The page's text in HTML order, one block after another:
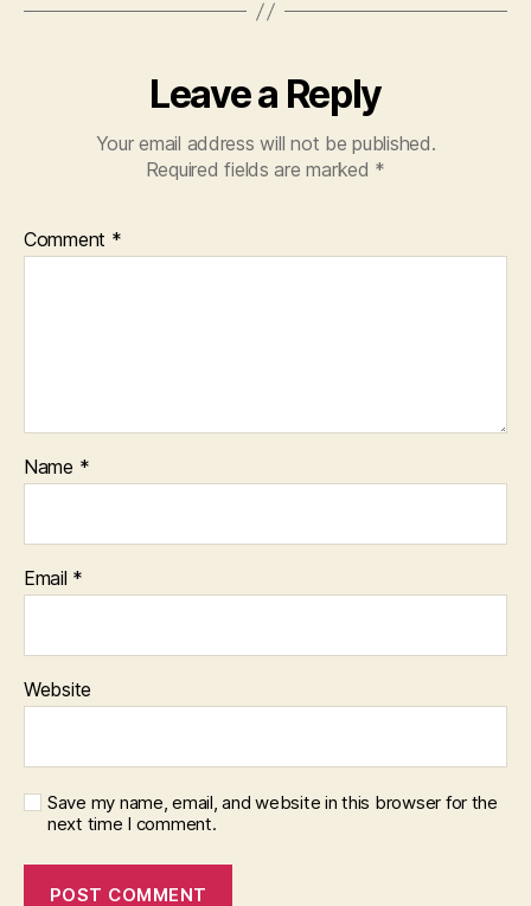
Leave a Reply
Your email address will not be published.
Required fields are marked *
Comment *
Name *
Email *
Website
Save my name, email, and website in this browser for the
next time I comment.